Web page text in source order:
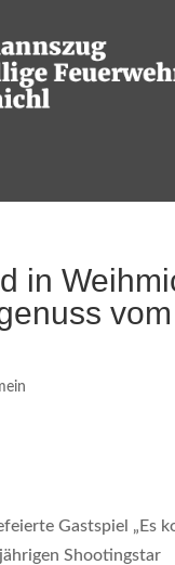
in
vom
Gastspiel „Es
Shootingstar